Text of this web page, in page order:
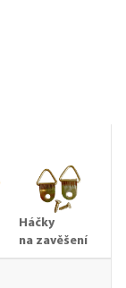
Háčky
na zavěšení